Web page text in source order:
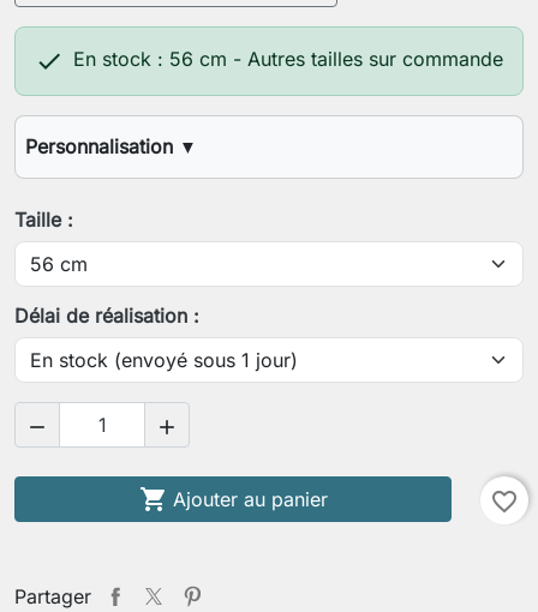
 En stock : 56 cm - Autres tailles sur commande
Personnalisation ▼
Votre tour de tête
Enregistrer la personnalisation
Taille :
Délai de réalisation :
 
 Ajouter au panier favorite_border
Partager